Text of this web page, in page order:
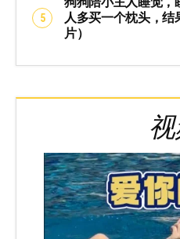
人多买一个枕头，
片）